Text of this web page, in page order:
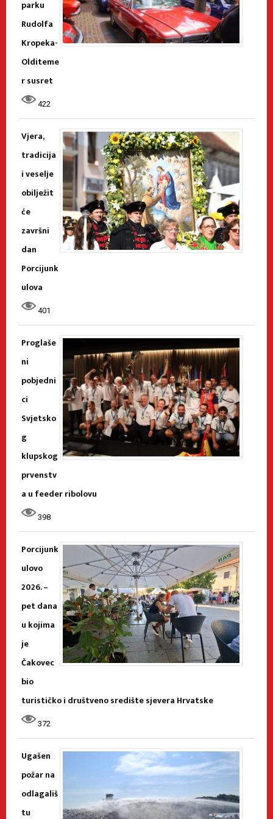
parku
Rudolfa
Kropeka-
Olditeme
r susret
422
Vjera,
tradicija
i veselje
obilježit
će
završni
dan
Porcijunk
ulova
401
Proglaše
ni
pobjedni
ci
Svjetsko
g
klupskog
prvenstv
a u feeder ribolovu
398
Porcijunk
ulovo
2026. –
pet dana
u kojima
je
Čakovec
bio
turističko i društveno središte sjevera Hrvatske
372
Ugašen
požar na
odlagališ
tu